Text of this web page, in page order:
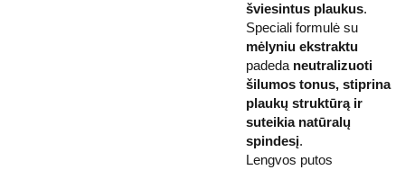
šviesintus plaukus.
Speciali formulė su
mėlyniu ekstraktu
padeda neutralizuoti
šilumos tonus, stiprina
plaukų struktūrą ir
suteikia natūralų
spindesį.
Lengvos putos